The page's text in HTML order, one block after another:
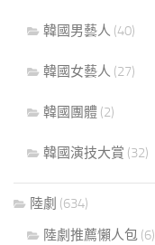
韓國男藝人 (40)
韓國女藝人 (27)
韓國團體 (2)
韓國演技大賞 (32)
陸劇 (634)
陸劇推薦懶人包 (6)